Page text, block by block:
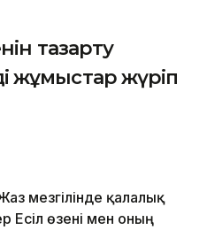
тазарту
жұмыстар жүріп
мезгілінде қалалық
Есіл өзені мен оның